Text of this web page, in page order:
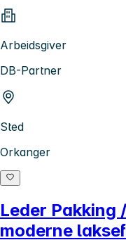
Arbeidsgiver
DB-Partner
Sted
Orkanger
Leder Pakking
moderne